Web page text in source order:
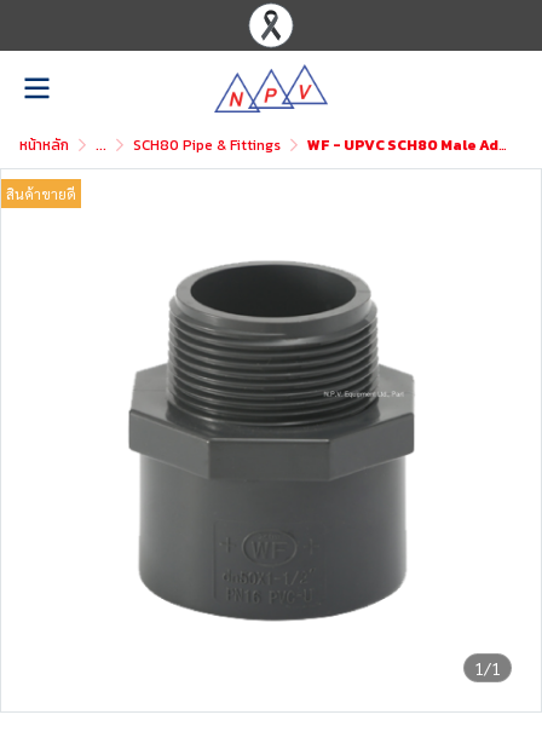
หน้าหลัก ... SCH80 Pipe & Fittings WF - UPVC SCH80 Male Adaptor
1/1
สินค้าขายดี